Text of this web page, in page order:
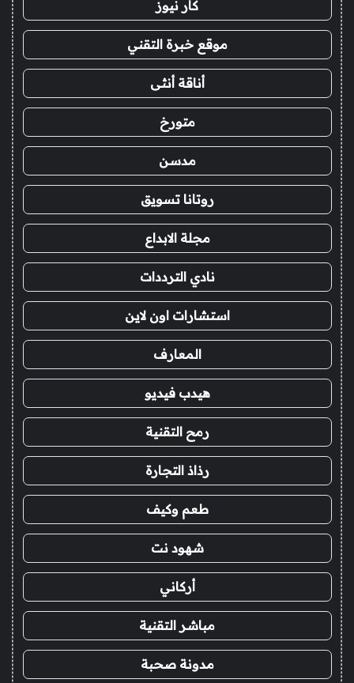
كار نيوز
موقع خبرة التقني
أناقة أنثى
متورخ
مدسن
روتانا تسويق
مجلة الابداع
نادي الترددات
استشارات اون لاين
المعارف
هيدب فيديو
رمح التقنية
رذاذ التجارة
طعم وكيف
شهود نت
أركاني
مباشر التقنية
مدونة صحبة